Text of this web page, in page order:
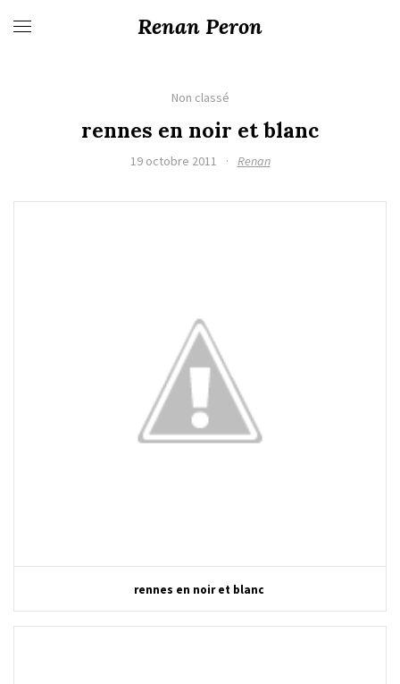
Renan Peron
Non classé
rennes en noir et blanc
19 octobre 2011 · Renan
rennes en noir et blanc